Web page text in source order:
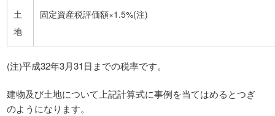
土
地
固定資産税評価額×1.5%(注)
(注)平成32年3月31日までの税率です。
建物及び土地について上記計算式に事例を当てはめるとつぎ
のようになります。